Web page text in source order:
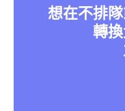
想在不排
轉